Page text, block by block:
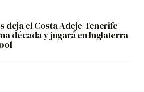
deja el Costa Adeje Tenerife
década y jugará en Inglaterra